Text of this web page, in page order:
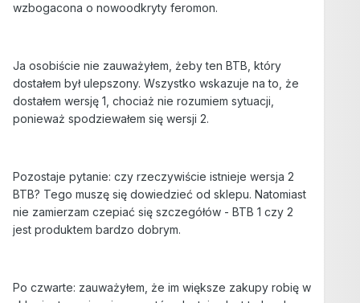
wzbogacona o nowoodkryty feromon.
Ja osobiście nie zauważyłem, żeby ten BTB, który
dostałem był ulepszony. Wszystko wskazuje na to, że
dostałem wersję 1, chociaż nie rozumiem sytuacji,
ponieważ spodziewałem się wersji 2.
Pozostaje pytanie: czy rzeczywiście istnieje wersja 2
BTB? Tego muszę się dowiedzieć od sklepu. Natomiast
nie zamierzam czepiać się szczegółów - BTB 1 czy 2
jest produktem bardzo dobrym.
Po czwarte: zauważyłem, że im większe zakupy robię w